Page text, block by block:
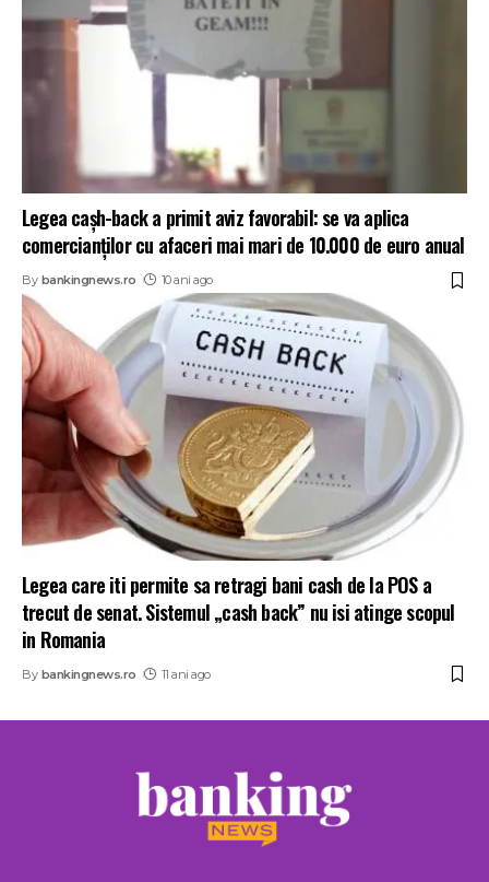
Legea caşh-back a primit aviz favorabil: se va aplica
comercianţilor cu afaceri mai mari de 10.000 de euro anual
By bankingnews.ro 10 ani ago
Legea care iti permite sa retragi bani cash de la POS a
trecut de senat. Sistemul „cash back” nu isi atinge scopul
in Romania
By bankingnews.ro 11 ani ago